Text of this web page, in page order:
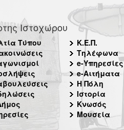
Ιστοχώρου
Τύπου
Κ.Ε.Π.
Τηλέφωνα
e-Υπηρεσίες
e-Αιτήματα
Η Πόλη
Ιστορία
Κνωσός
Μουσεία